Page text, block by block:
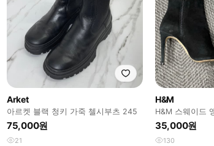
Arket
아르켓 블랙 청키 가죽 첼시부츠 245
75,000원
21
H&M
H&M 스웨이드
한국 235
35,000원
130